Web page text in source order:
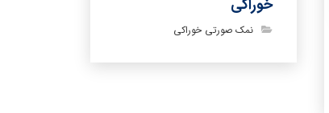
خوراکی
نمک صورتی خوراکی